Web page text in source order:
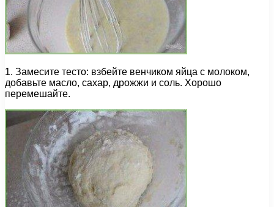
1. Замесите тесто: взбейте венчиком яйца с молоком,
добавьте масло, сахар, дрожжи и соль. Хорошо
перемешайте.